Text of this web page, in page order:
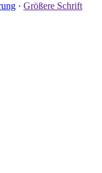
· Größere Schrift